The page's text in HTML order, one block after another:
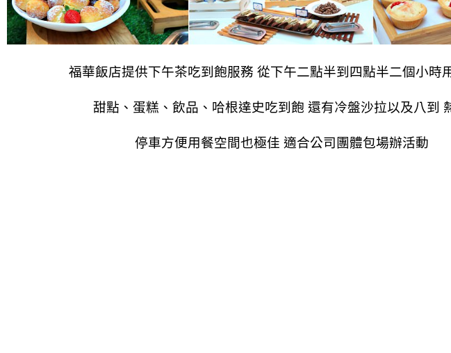
福華飯店提供下午茶吃到飽服務 從下午二點半到四點半二個小時
甜點、蛋糕、飲品、哈根達史吃到飽 還有冷盤沙拉以及八到
停車方便用餐空間也極佳 適合公司團體包場辦活動